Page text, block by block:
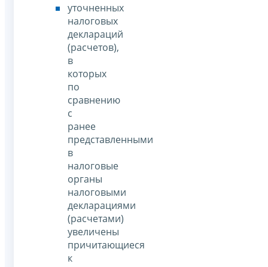
уточненных
налоговых
деклараций
(расчетов),
в
которых
по
сравнению
с
ранее
представленными
в
налоговые
органы
налоговыми
декларациями
(расчетами)
увеличены
причитающиеся
к